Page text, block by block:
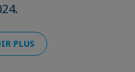
PLUS